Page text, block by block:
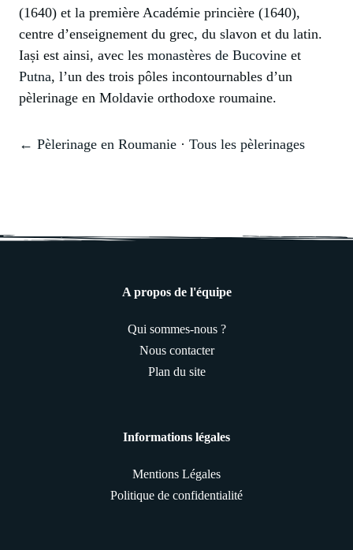
(1640) et la première Académie princière (1640),
centre d’enseignement du grec, du slavon et du latin.
Iași est ainsi, avec les monastères de Bucovine et
Putna, l’un des trois pôles incontournables d’un
pèlerinage en Moldavie orthodoxe roumaine.
← Pèlerinage en Roumanie · Tous les pèlerinages
A propos de l'équipe
Qui sommes-nous ?
Nous contacter
Plan du site
Informations légales
Mentions Légales
Politique de confidentialité